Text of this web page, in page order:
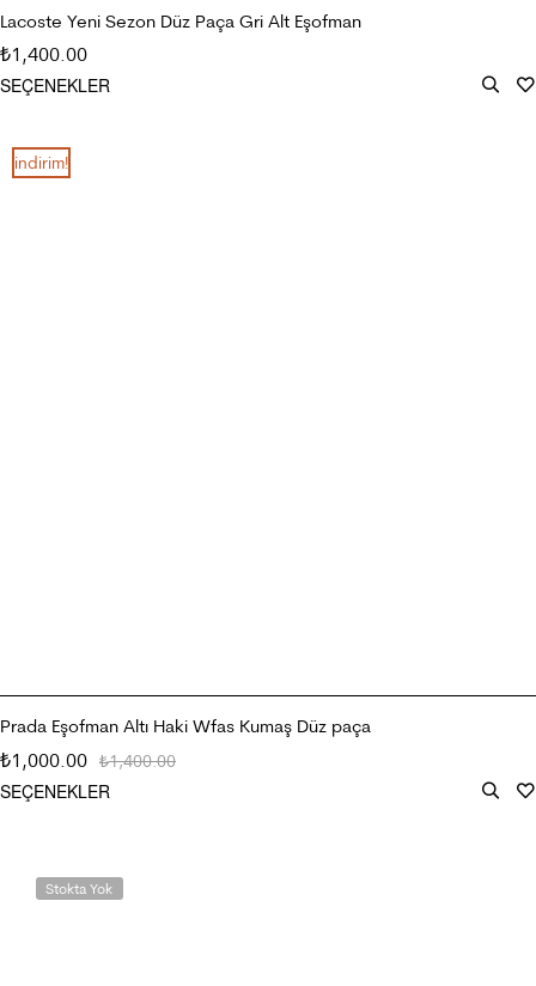
Lacoste Yeni Sezon Düz Paça Gri Alt Eşofman
₺1,400.00
SEÇENEKLER
i̇ndirim!
Prada Eşofman Altı Haki Wfas Kumaş Düz paça
₺1,400.00
₺1,000.00
SEÇENEKLER
Stokta Yok